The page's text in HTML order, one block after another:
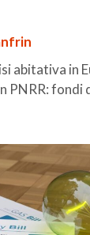
abitativa in
PNRR: fondi